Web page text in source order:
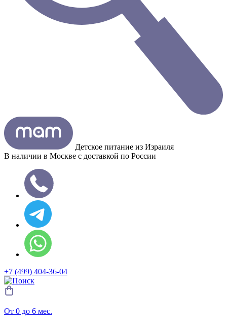
Детское питание из Израиля
В наличии в Москве с доставкой по России
+7 (499) 404-36-04
От 0 до 6 мес.